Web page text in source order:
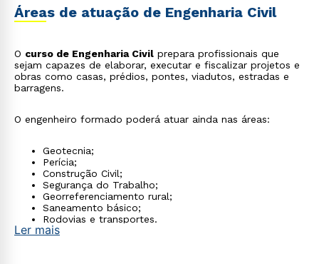
Áreas de atuação de Engenharia Civil
O curso de Engenharia Civil prepara profissionais que
sejam capazes de elaborar, executar e fiscalizar projetos e
obras como casas, prédios, pontes, viadutos, estradas e
barragens.
O engenheiro formado poderá atuar ainda nas áreas:
Geotecnia;
Perícia;
Construção Civil;
Segurança do Trabalho;
Georreferenciamento rural;
Saneamento básico;
Rodovias e transportes.
Ler mais